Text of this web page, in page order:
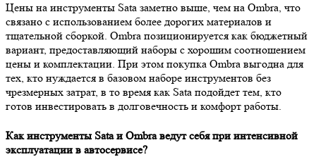
Цены на инструменты Sata заметно выше, чем на Ombra, что
связано с использованием более дорогих материалов и
тщательной сборкой. Ombra позиционируется как бюджетный
вариант, предоставляющий наборы с хорошим соотношением
цены и комплектации. При этом покупка Ombra выгодна для
тех, кто нуждается в базовом наборе инструментов без
чрезмерных затрат, в то время как Sata подойдет тем, кто
готов инвестировать в долговечность и комфорт работы.
Как инструменты Sata и Ombra ведут себя при интенсивной
эксплуатации в автосервисе?